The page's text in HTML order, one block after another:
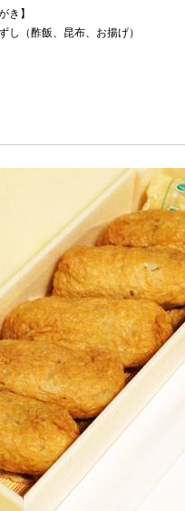
き】
し（酢飯、昆布、お揚げ）